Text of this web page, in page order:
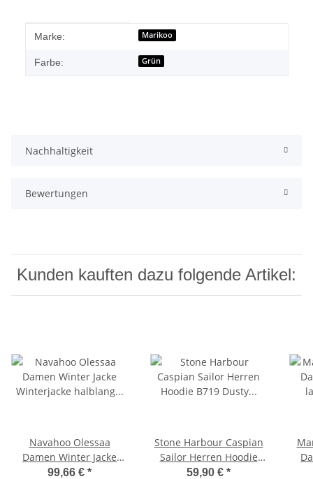
Produkteigenschaft
Wert
Marke: Marikoo
Farbe: Grün
Nachhaltigkeit
Bewertungen
Kunden kauften dazu folgende Artikel:
Navahoo Olessaa
Damen Winter Jacke
Winterjacke halblang
99,66 € *
Stone Harbour Caspian
Sailor Herren Hoodie
B719 Dusty Olive -
59,90 € *